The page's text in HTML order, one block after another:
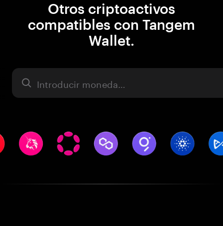
Otros criptoactivos
compatibles con Tangem
Wallet.
Activo